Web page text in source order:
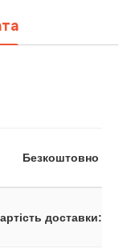
Безкоштовно
доставки: